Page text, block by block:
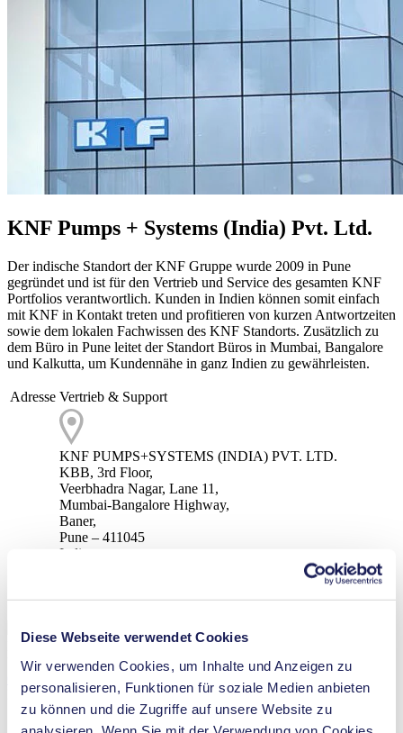
Diese Webseite verwendet Cookies
Wir verwenden Cookies, um Inhalte und Anzeigen zu
personalisieren, Funktionen für soziale Medien anbieten
zu können und die Zugriffe auf unsere Website zu
KNF Pumps + Systems (India) Pvt. Ltd.
Der indische Standort der KNF Gruppe wurde 2009 in Pune
gegründet und ist für den Vertrieb und Service des gesamten KNF
Portfolios verantwortlich. Kunden in Indien können somit einfach
mit KNF in Kontakt treten und profitieren von kurzen Antwortzeiten
sowie dem lokalen Fachwissen des KNF Standorts. Zusätzlich zu
dem Büro in Pune leitet der Standort Büros in Mumbai, Bangalore
und Kalkutta, um Kundennähe in ganz Indien zu gewährleisten.
Adresse Vertrieb & Support
KNF PUMPS+SYSTEMS (INDIA) PVT. LTD.
KBB, 3rd Floor,
Veerbhadra Nagar, Lane 11,
Mumbai-Bangalore Highway,
Baner,
Pune – 411045
India
Dieser Inhalt erfordert Ihre Zustimmung
Um diesen Inhalt anzuzeigen, akzeptieren Sie bitteMarketing-
. Dadurch können wir Videos und Karten von externen
Plattformen anzeigen.